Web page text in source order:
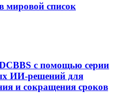
мировой список
с помощью серии
ИИ-решений для
и сокращения сроков